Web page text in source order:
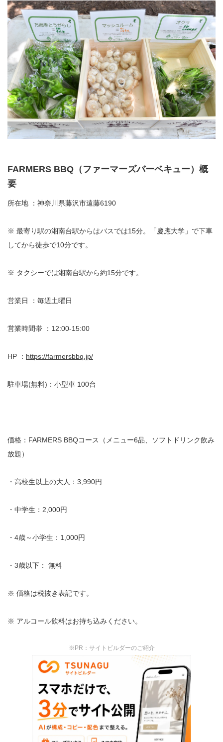
FARMERS BBQ（ファーマーズバーベキュー）概
要
所在地 ：神奈川県藤沢市遠藤6190
※ 最寄り駅の湘南台駅からはバスでは15分。「慶應大学」で下車
してから徒歩で10分です。
※ タクシーでは湘南台駅から約15分です。
営業日 ：毎週土曜日
営業時間帯 ：12:00-15:00
HP ： https://farmersbbq.jp/
駐車場(無料)：小型車 100台
価格：FARMERS BBQコース（メニュー6品、ソフトドリンク飲み
放題）
・高校生以上の大人：3,990円
・中学生：2,000円
・4歳～小学生：1,000円
・3歳以下： 無料
※ 価格は税抜き表記です。
※ アルコール飲料はお持ち込みください。
※PR：サイトビルダーのご紹介